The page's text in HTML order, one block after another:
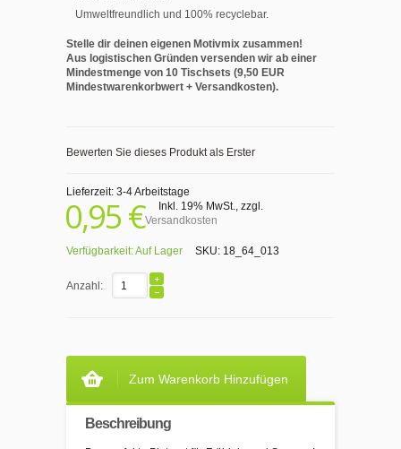
Umweltfreundlich und 100% recyclebar.
Stelle dir deinen eigenen Motivmix zusammen!
Aus logistischen Gründen versenden wir ab einer
Mindestmenge von 10 Tischsets (9,50 EUR
Mindestwarenkorbwert + Versandkosten).
Bewerten Sie dieses Produkt als Erster
Lieferzeit: 3-4 Arbeitstage
0,95 € Inkl. 19% MwSt., zzgl.
Versandkosten
Verfügbarkeit:Auf Lager SKU: 18_64_013
Anzahl:
Zum Warenkorb Hinzufügen
Beschreibung